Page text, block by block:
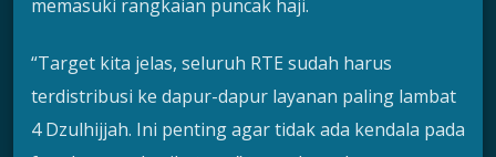
memasuki rangkaian puncak haji.
“Target kita jelas, seluruh RTE sudah harus
terdistribusi ke dapur-dapur layanan paling lambat
4 Dzulhijjah. Ini penting agar tidak ada kendala pada